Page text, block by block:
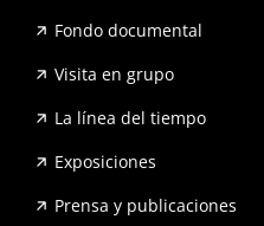
Fondo documental
Visita en grupo
La línea del tiempo
Exposiciones
Prensa y publicaciones